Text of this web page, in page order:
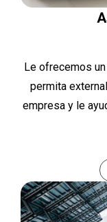
Le ofrecemos
permita
empresa y le